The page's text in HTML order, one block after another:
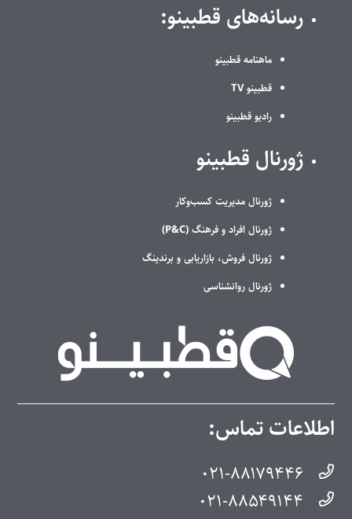
رسانه‌های قطبینو:
ماهنامه قطبینو
قطبینو TV
رادیو قطبینو
ژورنال قطبینو
ژورنال مدیریت کسب‌وکار
ژورنال افراد و فرهنگ (P&C)
ژورنال فروش، بازاریابی و برندینگ
ژورنال روانشناسی
اطلاعات تماس:
۰۲۱-۸۸۱۷۹۴۴۶
۰۲۱-۸۸۵۴۹۱۴۴